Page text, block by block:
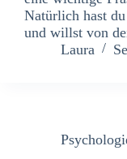
Natürlich hast
und willst von
Laura